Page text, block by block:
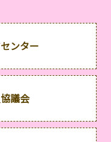
ンター
議会